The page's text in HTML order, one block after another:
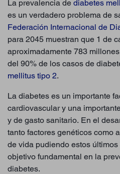
La prevalencia de diabetes
es un verdadero problema de
Federación Internacional de
para 2045 muestran que 1 de
aproximadamente 783
del 90% de los casos de
mellitus tipo 2.
La diabetes es un importante
cardiovascular y una
y de gasto sanitario. En el
tanto factores genéticos como
de vida pudiendo estos
objetivo fundamental en la
diabetes.